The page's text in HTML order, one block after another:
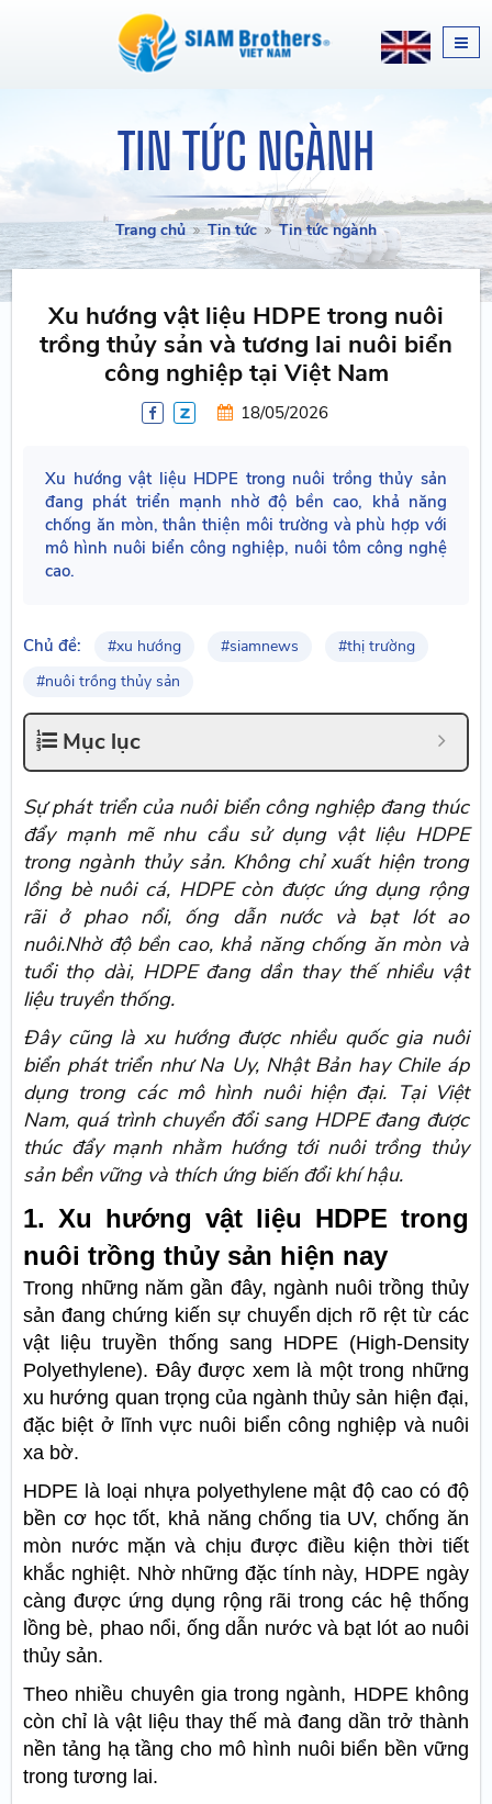
TIN TỨC NGÀNH
Trang chủ Tin tức Tin tức ngành
Xu hướng vật liệu HDPE trong nuôi
trồng thủy sản và tương lai nuôi biển
công nghiệp tại Việt Nam
18/05/2026
Xu hướng vật liệu HDPE trong nuôi trồng thủy sản
đang phát triển mạnh nhờ độ bền cao, khả năng
chống ăn mòn, thân thiện môi trường và phù hợp với
mô hình nuôi biển công nghiệp, nuôi tôm công nghệ
cao.
Chủ đề: #xu hướng #siamnews
#thị trường
#nuôi trồng thủy sản
Mục lục
Sự phát triển của nuôi biển công nghiệp đang thúc
đẩy mạnh mẽ nhu cầu sử dụng vật liệu HDPE
trong ngành thủy sản. Không chỉ xuất hiện trong
lồng bè nuôi cá, HDPE còn được ứng dụng rộng
rãi ở phao nổi, ống dẫn nước và bạt lót ao
nuôi.Nhờ độ bền cao, khả năng chống ăn mòn và
tuổi thọ dài, HDPE đang dần thay thế nhiều vật
liệu truyền thống.
Đây cũng là xu hướng được nhiều quốc gia nuôi
biển phát triển như Na Uy, Nhật Bản hay Chile áp
dụng trong các mô hình nuôi hiện đại. Tại Việt
Nam, quá trình chuyển đổi sang HDPE đang được
thúc đẩy mạnh nhằm hướng tới nuôi trồng thủy
sản bền vững và thích ứng biến đổi khí hậu.
1. Xu hướng vật liệu HDPE trong
nuôi trồng thủy sản hiện nay
Trong những năm gần đây, ngành nuôi trồng thủy
sản đang chứng kiến sự chuyển dịch rõ rệt từ các
vật liệu truyền thống sang HDPE (High-Density
Polyethylene). Đây được xem là một trong những
xu hướng quan trọng của ngành thủy sản hiện đại,
đặc biệt ở lĩnh vực nuôi biển công nghiệp và nuôi
xa bờ.
HDPE là loại nhựa polyethylene mật độ cao có độ
bền cơ học tốt, khả năng chống tia UV, chống ăn
mòn nước mặn và chịu được điều kiện thời tiết
khắc nghiệt. Nhờ những đặc tính này, HDPE ngày
càng được ứng dụng rộng rãi trong các hệ thống
lồng bè, phao nổi, ống dẫn nước và bạt lót ao nuôi
thủy sản.
Theo nhiều chuyên gia trong ngành, HDPE không
còn chỉ là vật liệu thay thế mà đang dần trở thành
nền tảng hạ tầng cho mô hình nuôi biển bền vững
trong tương lai.